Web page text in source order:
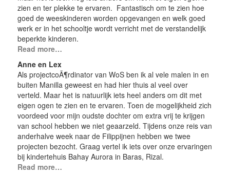
zien en ter plekke te ervaren. Fantastisch om te zien hoe
goed de weeskinderen worden opgevangen en welk goed
werk er in het schooltje wordt verricht met de verstandelijk
beperkte kinderen.
Read more…
Anne en Lex
Als projectcoÃ¶rdinator van WoS ben ik al vele malen in en
buiten Manilla geweest en had hier thuis al veel over
verteld. Maar het is natuurlijk iets heel anders om dit met
eigen ogen te zien en te ervaren. Toen de mogelijkheid zich
voordeed voor mijn oudste dochter om extra vrij te krijgen
van school hebben we niet geaarzeld. Tijdens onze reis van
anderhalve week naar de Filippijnen hebben we twee
projecten bezocht. Graag vertel ik iets over onze ervaringen
bij kindertehuis Bahay Aurora in Baras, Rizal.
Read more…